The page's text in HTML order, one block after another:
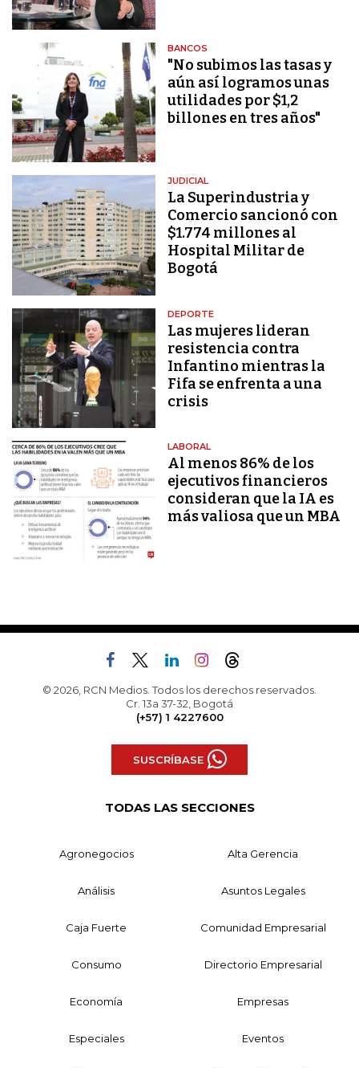
BANCOS
"No subimos las tasas y
aún así logramos unas
utilidades por $1,2
billones en tres años"
JUDICIAL
La Superindustria y
Comercio sancionó con
$1.774 millones al
Hospital Militar de
Bogotá
DEPORTE
Las mujeres lideran
resistencia contra
Infantino mientras la
Fifa se enfrenta a una
crisis
LABORAL
Al menos 86% de los
ejecutivos financieros
consideran que la IA es
más valiosa que un MBA
© 2026, RCN Medios. Todos los derechos reservados.
Cr. 13a 37-32, Bogotá
(+57) 1 4227600
SUSCRÍBASE
TODAS LAS SECCIONES
Agronegocios Alta Gerencia
Análisis Asuntos Legales
Caja Fuerte Comunidad Empresarial
Consumo Directorio Empresarial
Economía Empresas
Especiales Eventos